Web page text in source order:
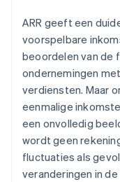
ARR geeft een
voorspelbare
beoordelen van de
ondernemingen
verdiensten. Maar
eenmalige
een onvolledig
wordt geen
fluctuaties als
veranderingen in